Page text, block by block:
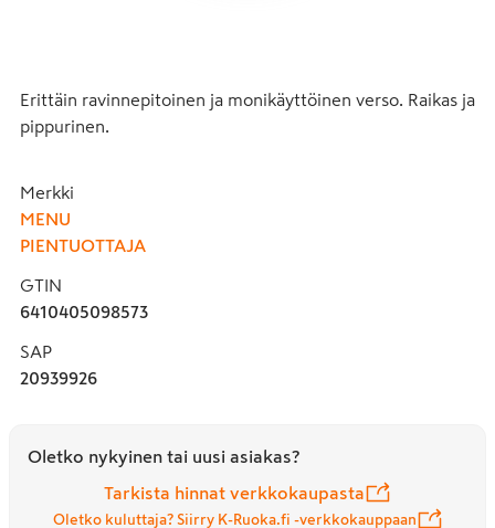
Erittäin ravinnepitoinen ja monikäyttöinen verso. Raikas ja
pippurinen.
Merkki
MENU
PIENTUOTTAJA
GTIN
6410405098573
SAP
20939926
Oletko nykyinen tai uusi asiakas?
Tarkista hinnat verkkokaupasta
Oletko kuluttaja? Siirry K-Ruoka.fi -verkkokauppaan